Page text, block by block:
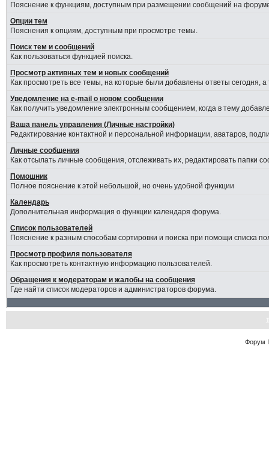
Пояснение к функциям, доступным при размещении сообщений на
Опции тем
Пояснения к опциям, доступным при просмотре темы.
Поиск тем и сообщений
Как пользоваться функцией поиска.
Просмотр активных тем и новых сообщений
Как просмотреть все темы, на которые были добавлены ответы сегодня,
Уведомление на е-mail о новом сообщении
Как получить уведомление электронным сообщением, когда в тему
Ваша панель управления (Личные настройки)
Редактирование контактной и персональной информации, аватаров,
Личные сообщения
Как отсылать личные сообщения, отслеживать их, редактировать папки
Помошник
Полное пояснение к этой небольшой, но очень удобной функции
Календарь
Дополнительная информация о функции календаря форума.
Список пользователей
Пояснение к разным способам сортировки и поиска при помощи списка
Просмотр профиля пользователя
Как просмотреть контактную информацию пользователей.
Обращения к модераторам и жалобы на сообщения
Где найти список модераторов и администраторов форума.
Форум